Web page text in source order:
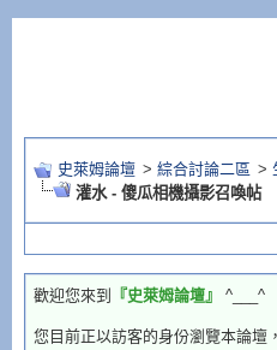
史萊姆論壇 > 綜合討論二區 >
灌水 - 傻瓜相機攝影召喚帖
歡迎您來到 『史萊姆論壇』 ^___^
您目前正以訪客的身份瀏覽本論壇